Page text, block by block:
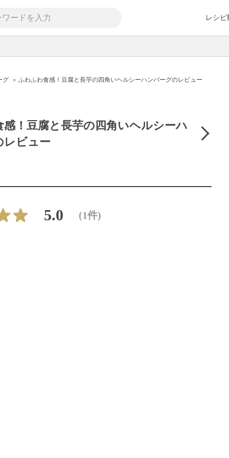
レシピ
グ ふわふわ食感！豆腐と長芋の四角いヘルシーハンバーグのレビュー
！豆腐と長芋の四角いヘルシーハ
レビュー
5.0 (1件)